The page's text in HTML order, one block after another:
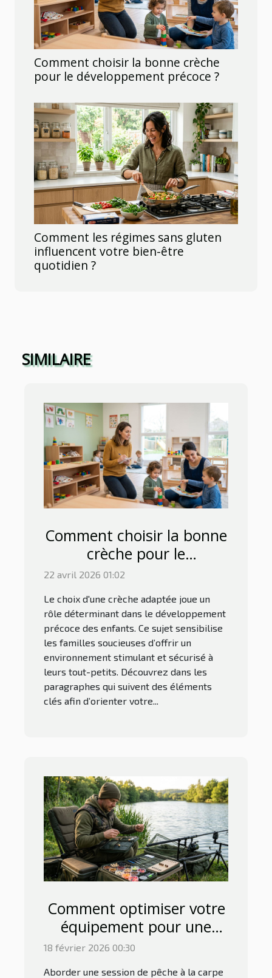
Comment choisir la bonne crèche
pour le développement précoce ?
Comment les régimes sans gluten
influencent votre bien-être
quotidien ?
SIMILAIRE
Comment choisir la bonne
crèche pour le
développement précoce ?
22 avril 2026 01:02
Le choix d'une crèche adaptée joue un
rôle déterminant dans le développement
précoce des enfants. Ce sujet sensibilise
les familles soucieuses d’offrir un
environnement stimulant et sécurisé à
leurs tout-petits. Découvrez dans les
paragraphes qui suivent des éléments
clés afin d’orienter votre...
Comment optimiser votre
équipement pour une
session de pêche à la
18 février 2026 00:30
Aborder une session de pêche à la carpe